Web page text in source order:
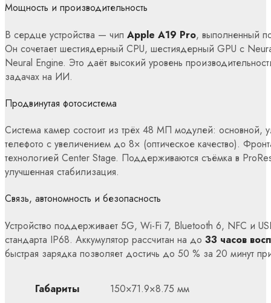
Мощность и производительность
В сердце устройства — чип Apple A19 Pro, выполненный
Он сочетает шестиядерный CPU, шестиядерный GPU с
Neural Engine. Это даёт высокий уровень
задачах на ИИ.
Продвинутая фотосистема
Система камер состоит из трёх 48 МП модулей: основной,
телефото с увеличением до 8× (оптическое качество).
технологией Center Stage. Поддерживаются съёмка в
улучшенная стабилизация.
Связь, автономность и безопасность
Устройство поддерживает 5G, Wi-Fi 7, Bluetooth 6, NFC и
стандарта IP68. Аккумулятор рассчитан на до 33 часов
быстрая зарядка позволяет достичь до 50 % за 20 минут
Габариты 150×71.9×8.75 мм